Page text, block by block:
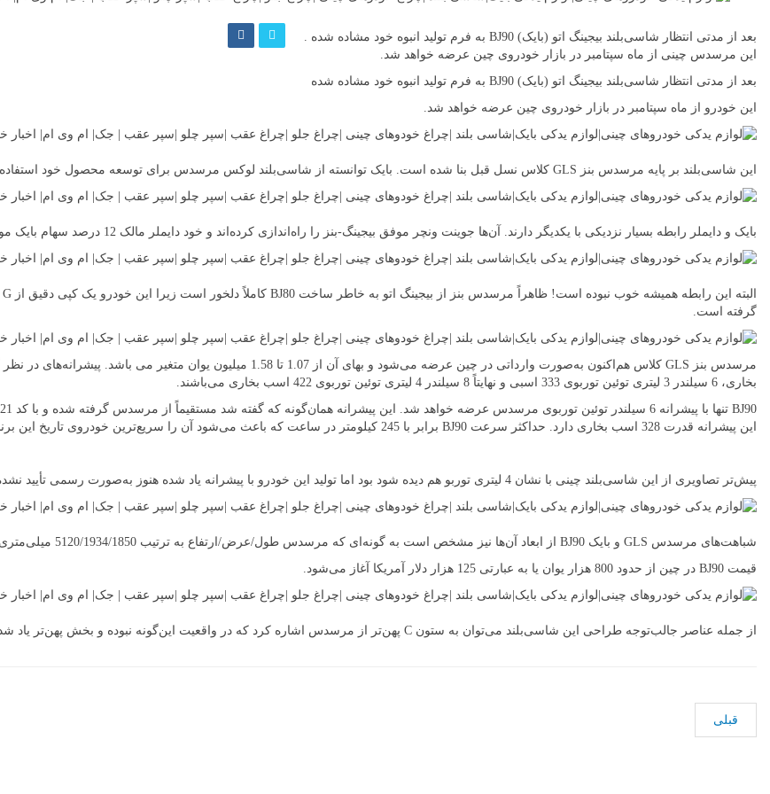
بعد از مدتی انتظار شاسی‌بلند بیجینگ اتو (بایک) BJ90 به فرم تولید انبوه خود مشاده شده .
این مرسدس چینی از ماه سپتامبر در بازار خودروی چین عرضه خواهد شد.
بعد از مدتی انتظار شاسی‌بلند بیجینگ اتو (بایک) BJ90 به فرم تولید انبوه خود مشاده شده
این خودرو از ماه سپتامبر در بازار خودروی چین عرضه خواهد شد.
این شاسی‌بلند بر پایه مرسدس بنز GLS کلاس نسل قبل بنا شده است. بایک توانسته از شاسی‌بلند لوکس مرسدس برای توسعه محصول خود استفاده نماید و این انتقال تکنولوژی با موافقت مرسدس بنز صورت گرفته است.
بایک و دایملر رابطه بسیار نزدیکی با یکدیگر دارند. آن‌ها جوینت ونچر موفق بیجینگ-بنز را راه‌اندازی کرده‌اند و خود دایملر مالک 12 درصد سهام بایک موتور است.
گرفته است.
بخاری، 6 سیلندر 3 لیتری توئین توربوی 333 اسبی و نهایتاً 8 سیلندر 4 لیتری توئین توربوی 422 اسب بخاری می‌باشند.
این پیشرانه قدرت 328 اسب بخاری دارد. حداکثر سرعت BJ90 برابر با 245 کیلومتر در ساعت که باعث می‌شود آن را سریع‌ترین خودروی تاریخ این برند چینی دانیم.
پیش‌تر تصاویری از این شاسی‌بلند چینی با نشان 4 لیتری توربو هم دیده شود بود اما تولید این خودرو با پیشرانه یاد شده هنوز به‌صورت رسمی تأیید نشده است.
شباهت‌های مرسدس GLS و بایک BJ90 از ابعاد آن‌ها نیز مشخص است به گونه‌ای که مرسدس طول/عرض/ارتفاع به ترتیب 5120/1934/1850 میلی‌متری داشته و ابعاد بایک نیز به ترتیب برابر با 5171/1995/1902 میلی‌متر می باشد.
قیمت BJ90 در چین از حدود 800 هزار یوان یا به عبارتی 125 هزار دلار آمریکا آغاز می‌شود.
از جمله عناصر جالب‌توجه طراحی این شاسی‌بلند می‌توان به ستون C پهن‌تر از مرسدس اشاره کرد که در واقعیت این‌گونه نبوده و بخش پهن‌تر یاد شده تنها شیشه‌ای با رنگ متفاوت است.
قبلی